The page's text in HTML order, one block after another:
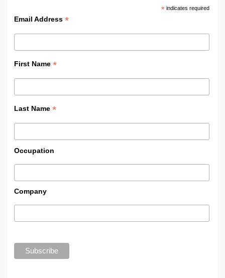
*indicates required
Email Address *
First Name *
Last Name *
Occupation
Company